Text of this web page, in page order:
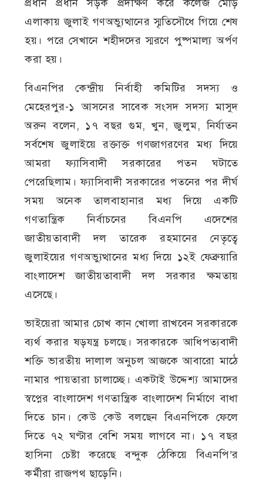
প্রধান প্রধান সড়ক প্রদক্ষিণ করে কলেজ মোড়
এলাকায় জুলাই গণঅভ্যুত্থানের স্মৃতিসৌধে গিয়ে শেষ
হয়। পরে সেখানে শহীদদের স্মরণে পুষ্পমাল্য অর্পণ
করা হয়।
বিএনপির কেন্দ্রীয় নির্বাহী কমিটির সদস্য ও
মেহেরপুর-১ আসনের সাবেক সংসদ সদস্য মাসুদ
অরুন বলেন, ১৭ বছর গুম, খুন, জুলুম, নির্যাতন
সর্বশেষ জুলাইয়ে রক্তাক্ত গণজাগরণের মধ্য দিয়ে
আমরা ফ্যাসিবাদী সরকারের পতন ঘটাতে
পেরেছিলাম। ফ্যাসিবাদী সরকারের পতনের পর দীর্ঘ
সময় অনেক তালবাহানার মধ্য দিয়ে একটি
গণতান্ত্রিক নির্বাচনের বিএনপি এদেশের
জাতীয়তাবাদী দল তারেক রহমানের নেতৃত্বে
জুলাইয়ের গণঅভ্যুত্থানের মধ্য দিয়ে ১২ই ফেব্রুয়ারি
বাংলাদেশ জাতীয়তাবাদী দল সরকার ক্ষমতায়
এসেছে।
ভাইয়েরা আমার চোখ কান খোলা রাখবেন সরকারকে
ব্যর্থ করার ষড়যন্ত্র চলছে। সরকারকে আধিপত্যবাদী
শক্তি ভারতীয় দালাল অনুচল আজকে আবারো মাঠে
নামার পায়তারা চালাচ্ছে। একটাই উদ্দেশ্য আমাদের
স্বপ্নের বাংলাদেশ গণতান্ত্রিক বাংলাদেশ নির্মাণে বাধা
দিতে চান। কেউ কেউ বলছেন বিএনপিকে ফেলে
দিতে ৭২ ঘণ্টার বেশি সময় লাগবে না। ১৭ বছর
হাসিনা চেষ্টা করেছে বন্দুক ঠেকিয়ে বিএনপি’র
কর্মীরা রাজপথ ছাড়েনি।